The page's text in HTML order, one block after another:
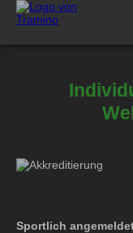
Vertriebspartner
Login
Sportlich